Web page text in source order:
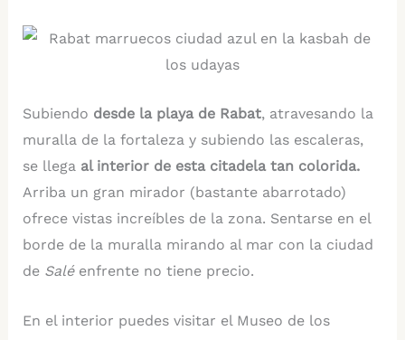
Subiendo desde la playa de Rabat, atravesando la
muralla de la fortaleza y subiendo las escaleras,
se llega al interior de esta citadela tan colorida.
Arriba un gran mirador (bastante abarrotado)
ofrece vistas increíbles de la zona. Sentarse en el
borde de la muralla mirando al mar con la ciudad
de Saléenfrente no tiene precio.
En el interior puedes visitar el Museo de los